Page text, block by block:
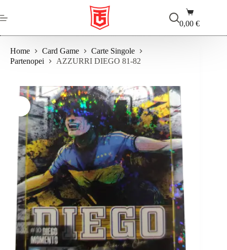
al
contenuto
Carrello
0,00€
Home Card Game
Carte Singole
Partenopei
AZZURRI DIEGO 81-82